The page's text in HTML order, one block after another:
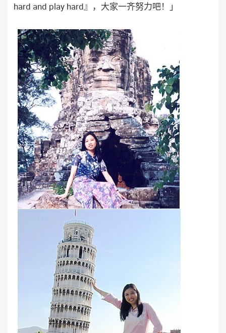
hard and play hard』，大家一齐努力吧！」